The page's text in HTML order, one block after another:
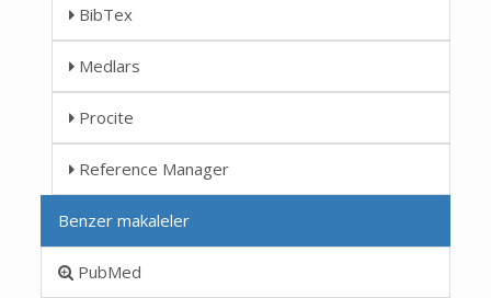
BibTex
Medlars
Procite
Reference Manager
Benzer makaleler
PubMed